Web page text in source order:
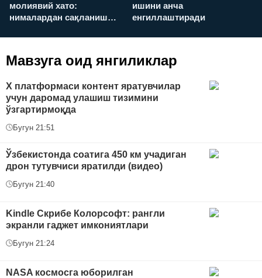
молиявий хато:
нималардан сақланиш
ишини анча
енгиллаштиради
Мавзуга оид янгиликлар
Х платформаси контент яратувчилар
учун даромад улашиш тизимини
ўзгартирмоқда
Бугун 21:51
Ўзбекистонда соатига 450 км учадиган
дрон тутувчиси яратилди (видео)
Бугун 21:40
Kindle Скрибе Колорсофт: рангли
экранли гаджет имкониятлари
Бугун 21:24
NASA космосга юборилган